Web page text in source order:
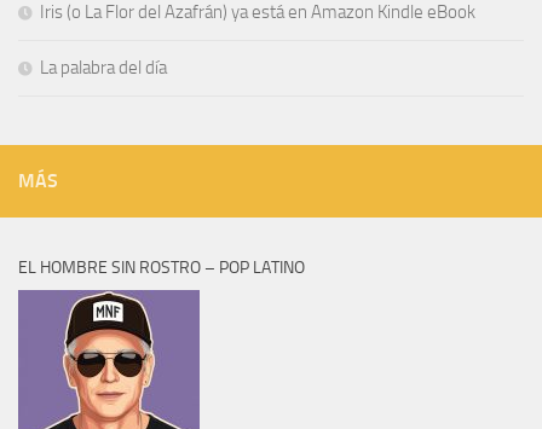
Iris (o La Flor del Azafrán) ya está en Amazon Kindle eBook
La palabra del día
MÁS
EL HOMBRE SIN ROSTRO – POP LATINO